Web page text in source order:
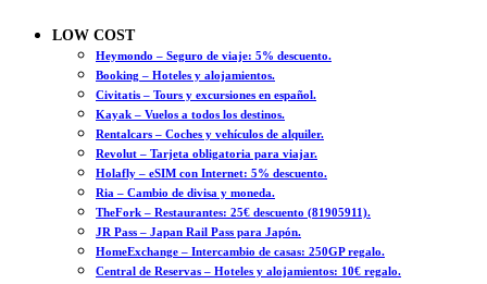
LOW COST
Heymondo – Seguro de viaje: 5% descuento.
Booking – Hoteles y alojamientos.
Civitatis – Tours y excursiones en español.
Kayak – Vuelos a todos los destinos.
Rentalcars – Coches y vehículos de alquiler.
Revolut – Tarjeta obligatoria para viajar.
Holafly – eSIM con Internet: 5% descuento.
Ria – Cambio de divisa y moneda.
TheFork – Restaurantes: 25€ descuento (81905911).
JR Pass – Japan Rail Pass para Japón.
HomeExchange – Intercambio de casas: 250GP regalo.
Central de Reservas – Hoteles y alojamientos: 10€ regalo.